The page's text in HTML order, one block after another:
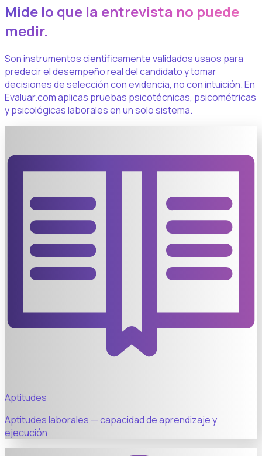
Mide lo que la entrevista no puede
medir.
Son instrumentos científicamente validados usaos para
predecir el desempeño real del candidato y tomar
decisiones de selección con evidencia, no con intuición. En
Evaluar.com aplicas pruebas psicotécnicas, psicométricas
y psicológicas laborales en un solo sistema.
Aptitudes
Aptitudes laborales — capacidad de aprendizaje y
ejecución